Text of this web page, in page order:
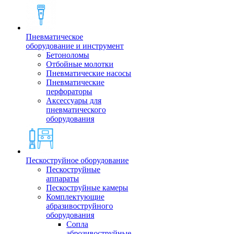
Пневматическое
оборудование и инструмент
Бетоноломы
Отбойные молотки
Пневматические насосы
Пневматические
перфораторы
Аксессуары для
пневматического
оборудования
Пескоструйное оборудование
Пескоструйные
аппараты
Пескоструйные камеры
Комплектующие
абразивоструйного
оборудования
Сопла